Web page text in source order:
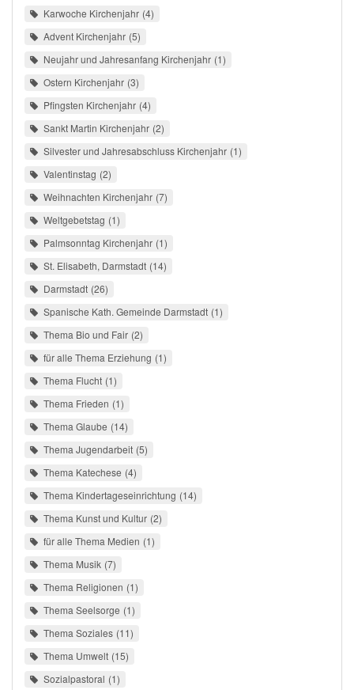
Karwoche Kirchenjahr 4
Advent Kirchenjahr 5
Neujahr und Jahresanfang Kirchenjahr 1
Ostern Kirchenjahr 3
Pfingsten Kirchenjahr 4
Sankt Martin Kirchenjahr 2
Silvester und Jahresabschluss Kirchenjahr 1
Valentinstag 2
Weihnachten Kirchenjahr 7
Weltgebetstag 1
Palmsonntag Kirchenjahr 1
St. Elisabeth, Darmstadt 14
Darmstadt 26
Spanische Kath. Gemeinde Darmstadt 1
Thema Bio und Fair 2
für alle Thema Erziehung 1
Thema Flucht 1
Thema Frieden 1
Thema Glaube 14
Thema Jugendarbeit 5
Thema Katechese 4
Thema Kindertageseinrichtung 14
Thema Kunst und Kultur 2
für alle Thema Medien 1
Thema Musik 7
Thema Religionen 1
Thema Seelsorge 1
Thema Soziales 11
Thema Umwelt 15
Sozialpastoral 1